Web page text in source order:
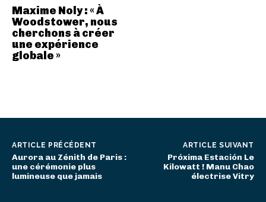
Maxime Noly : « À
Woodstower, nous
cherchons à créer
une expérience
globale »
ARTICLE PRÉCÉDENT
Aurora au Zénith de Paris :
une cérémonie plus
lumineuse que jamais
ARTICLE SUIVANT
Próxima Estación Le
Kilowatt ! Manu Chao
électrise Vitry